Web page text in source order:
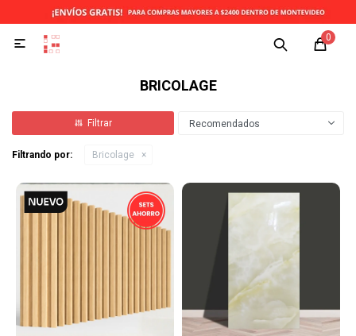
0

BRICOLAGE
Recomendados
Filtrando por: Bricolage